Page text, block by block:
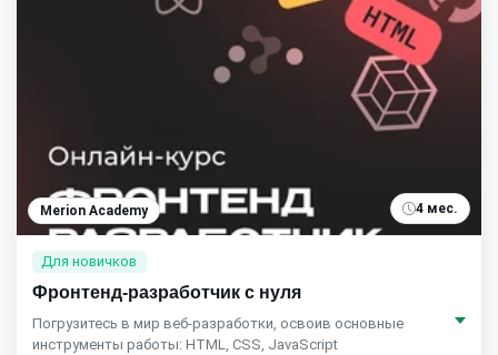
Merion Academy 4 мес.
Для новичков
Фронтенд-разработчик с нуля
Погрузитесь в мир веб-разработки, освоив основные
инструменты работы: HTML, CSS, JavaScript